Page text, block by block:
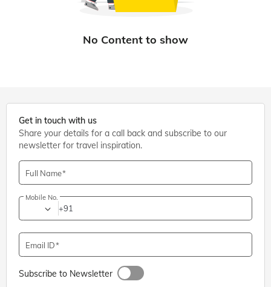
Get in touch with us
Share your details for a call back and subscribe to our
newsletter for travel inspiration.
Full Name
Mobile No.
+91
Email ID
Subscribe to Newsletter